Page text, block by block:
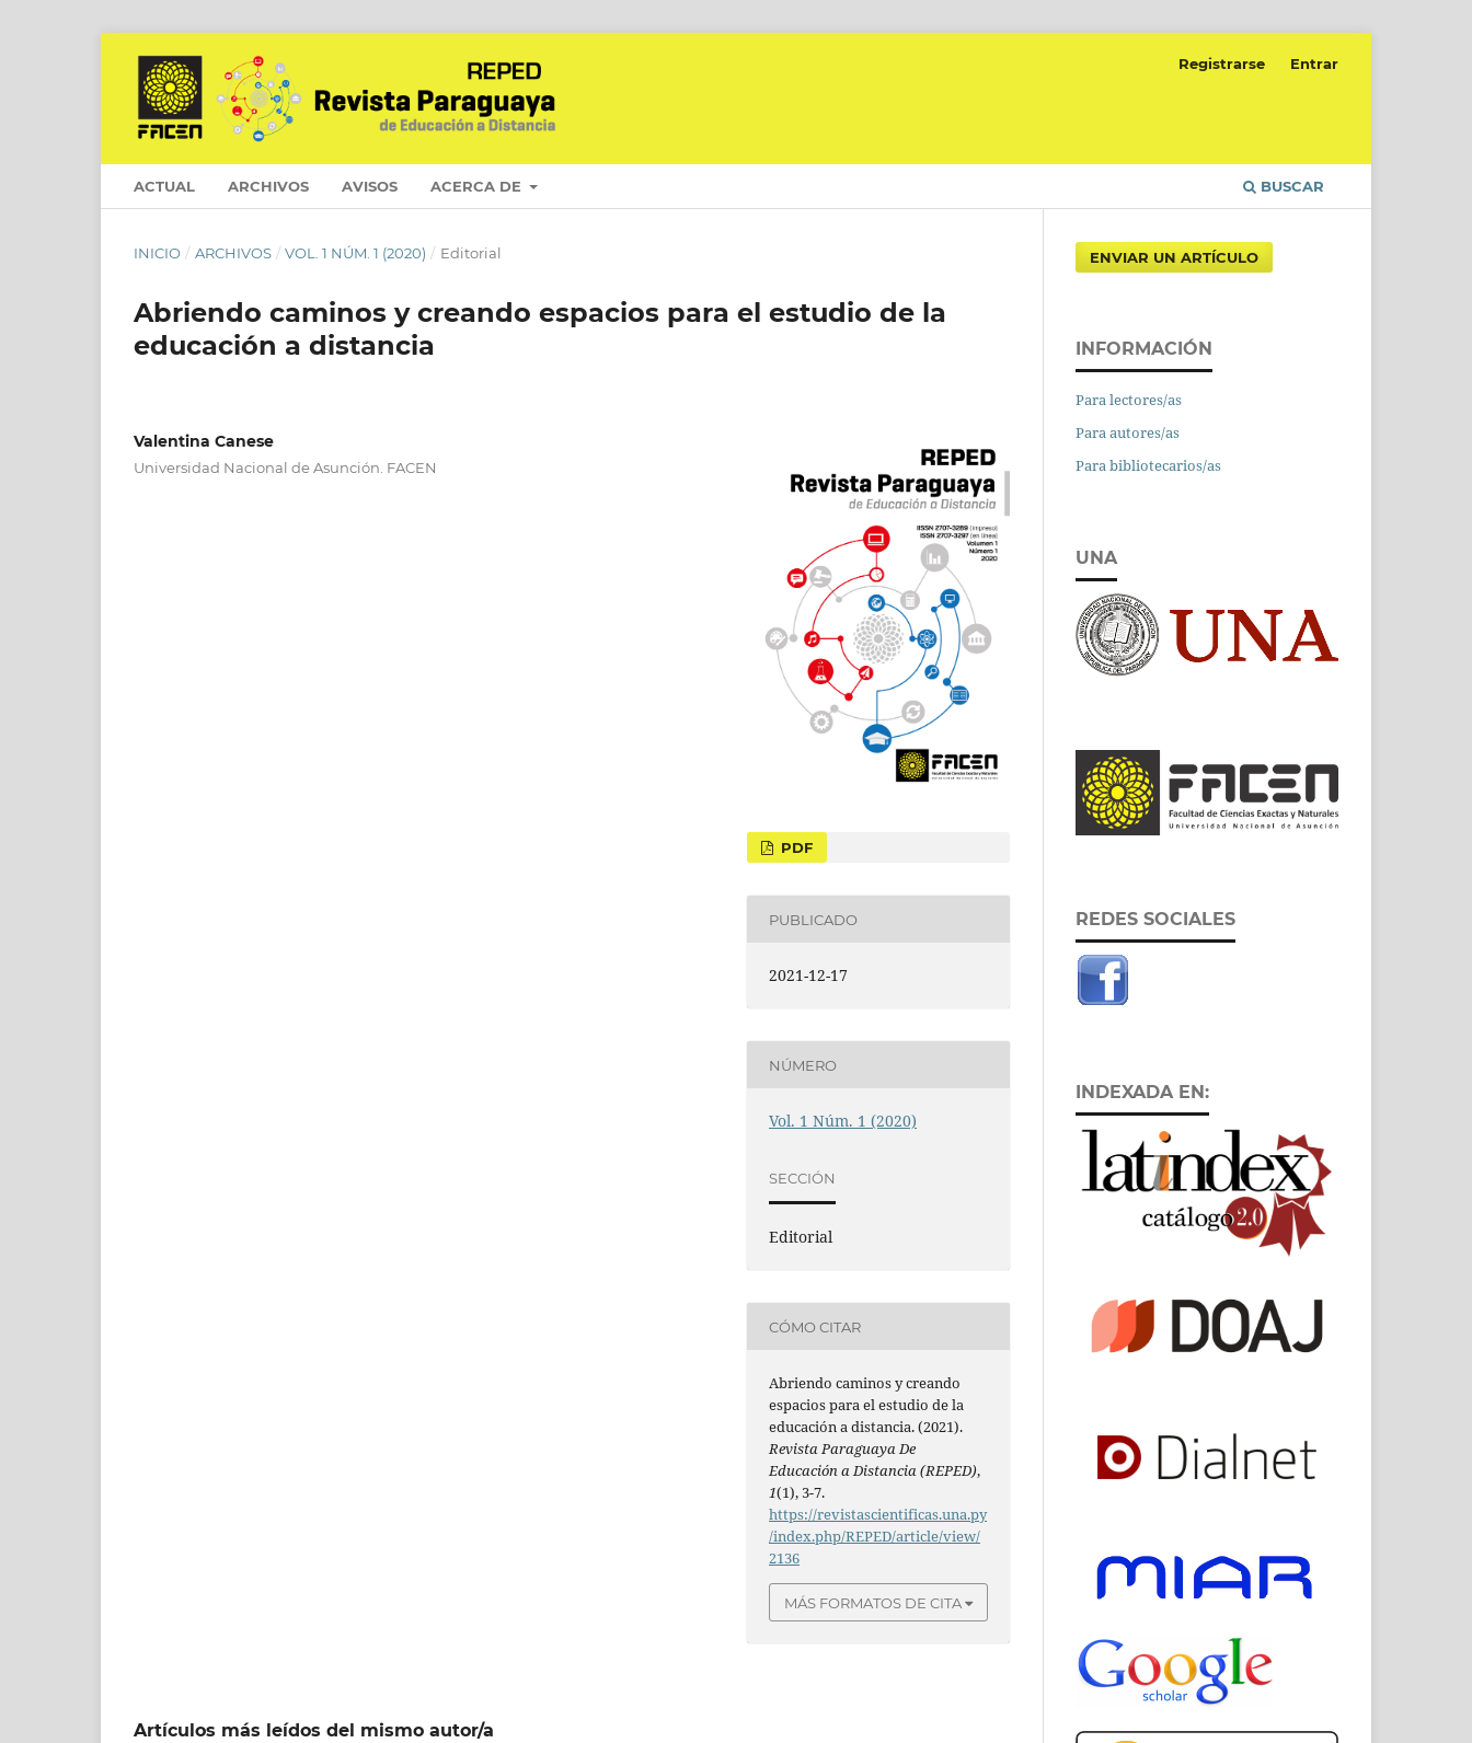
ACTUAL ARCHIVOS AVISOS ACERCA DE BUSCAR
Registrarse Entrar
INICIO / ARCHIVOS / VOL. 1 NÚM. 1 (2020) / Editorial
Abriendo caminos y creando espacios para el estudio de la
educación a distancia
Valentina Canese
Universidad Nacional de Asunción. FACEN
PDF
PUBLICADO
2021-12-17
NÚMERO
Vol. 1 Núm. 1 (2020)
SECCIÓN
Editorial
CÓMO CITAR
Abriendo caminos y creando
espacios para el estudio de la
educación a distancia. (2021).
Revista Paraguaya De
Educación a Distancia (REPED),
1(1), 3-7.
https://revistascientificas.una.py
/index.php/REPED/article/view/
2136
MÁS FORMATOS DE CITA
Artículos más leídos del mismo autor/a
ENVIAR UN ARTÍCULO
INFORMACIÓN
Para lectores/as
Para autores/as
Para bibliotecarios/as
UNA
REDES SOCIALES
INDEXADA EN: